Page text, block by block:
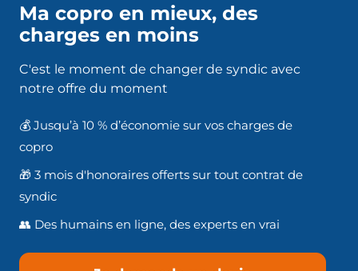
Ma copro en mieux, des
charges en moins
C'est le moment de changer de syndic avec
notre offre du moment
💰 Jusqu’à 10 % d’économie sur vos charges de
copro
🎁 3 mois d'honoraires offerts sur tout contrat de
syndic
👥 Des humains en ligne, des experts en vrai